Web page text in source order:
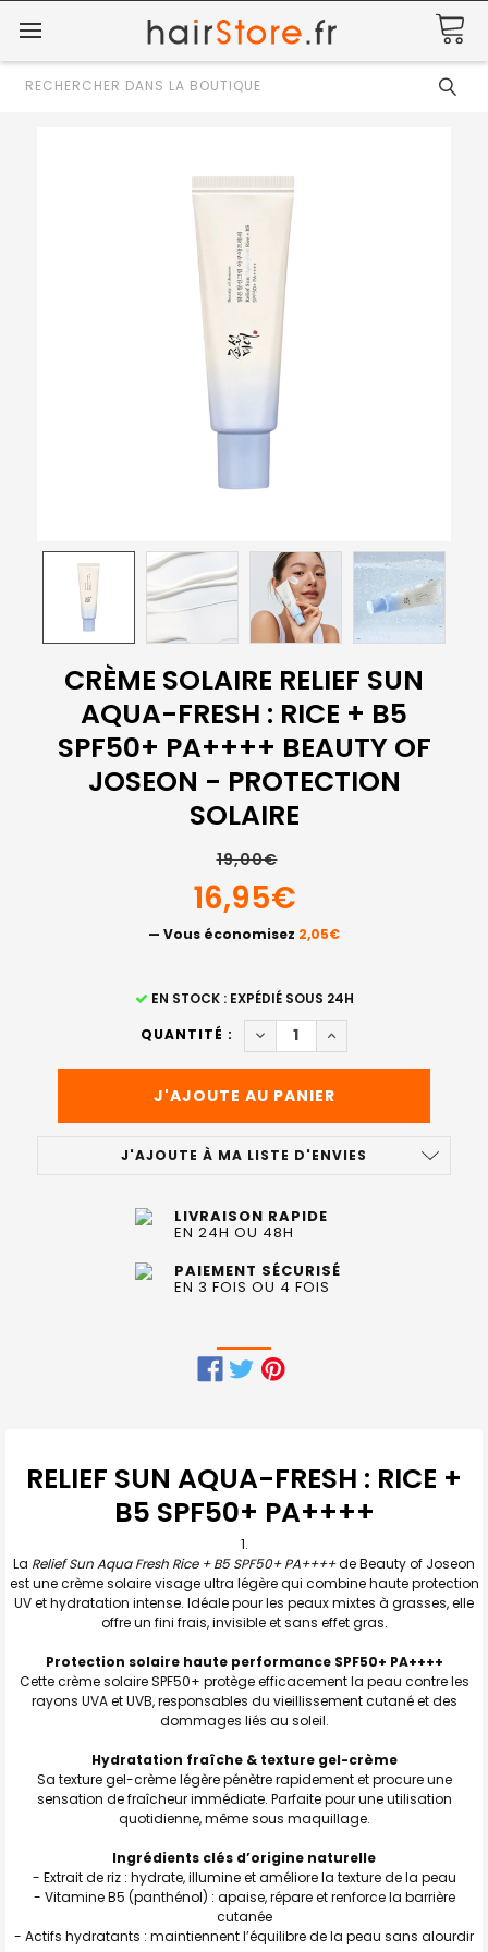
Rechercher
CRÈME SOLAIRE RELIEF SUN
AQUA-FRESH : RICE + B5
SPF50+ PA++++ BEAUTY OF
JOSEON - PROTECTION
SOLAIRE
19,00€
16,95€
— Vous économisez 2,05€
EN STOCK : EXPÉDIÉ SOUS 24H
QUANTITÉ :
DIMINUER LA QUANTITÉ DE
AUGMENTER LA
J'AJOUTE À MA LISTE D'ENVIES
LIVRAISON RAPIDE
EN 24H OU 48H
PAIEMENT SÉCURISÉ
EN 3 FOIS OU 4 FOIS
ENSEMBLE
:
SELECTIONNER
J'AJOUTE
LA
SÉLECTION
RELIEF SUN AQUA-FRESH : RICE +
B5 SPF50+ PA++++
La Relief Sun Aqua Fresh Rice + B5 SPF50+ PA++++de Beauty of Joseon
est une crème solaire visage ultra légère qui combine haute protection
UV et hydratation intense. Idéale pour les peaux mixtes à grasses, elle
offre un fini frais, invisible et sans effet gras.
Protection solaire haute performance SPF50+ PA++++
Cette crème solaire SPF50+ protège efficacement la peau contre les
rayons UVA et UVB, responsables du vieillissement cutané et des
dommages liés au soleil.
Hydratation fraîche & texture gel-crème
Sa texture gel-crème légère pénètre rapidement et procure une
sensation de fraîcheur immédiate. Parfaite pour une utilisation
quotidienne, même sous maquillage.
Ingrédients clés d’origine naturelle
- Extrait de riz : hydrate, illumine et améliore la texture de la peau
- Vitamine B5 (panthénol) : apaise, répare et renforce la barrière
cutanée
- Actifs hydratants : maintiennent l’équilibre de la peau sans alourdir